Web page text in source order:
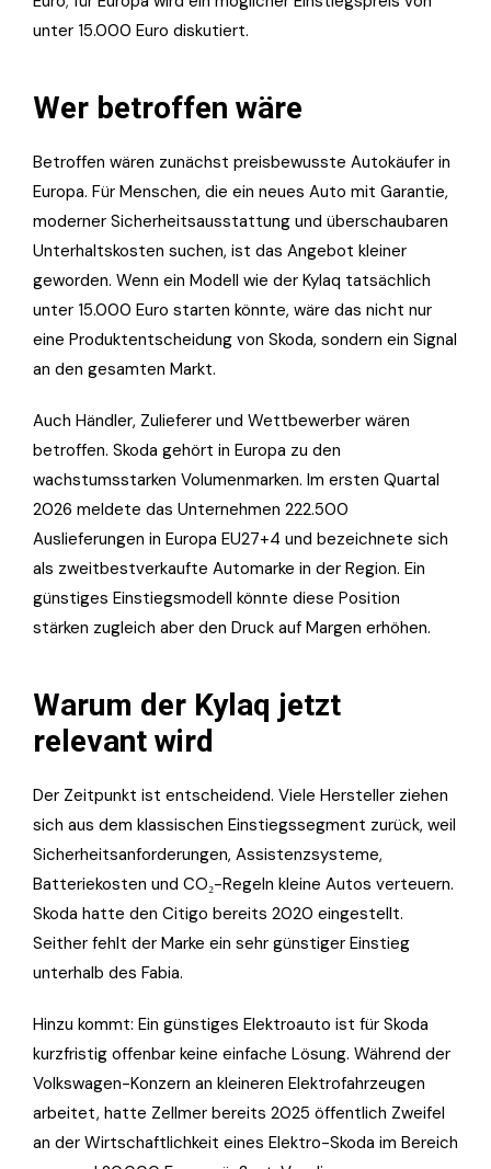
unter 15.000 Euro diskutiert.
Wer betroffen wäre
Betroffen wären zunächst preisbewusste Autokäufer in
Europa. Für Menschen, die ein neues Auto mit Garantie,
moderner Sicherheitsausstattung und überschaubaren
Unterhaltskosten suchen, ist das Angebot kleiner
geworden. Wenn ein Modell wie der Kylaq tatsächlich
unter 15.000 Euro starten könnte, wäre das nicht nur
eine Produktentscheidung von Skoda, sondern ein Signal
an den gesamten Markt.
Auch Händler, Zulieferer und Wettbewerber wären
betroffen. Skoda gehört in Europa zu den
wachstumsstarken Volumenmarken. Im ersten Quartal
2026 meldete das Unternehmen 222.500
Auslieferungen in Europa EU27+4 und bezeichnete sich
als zweitbestverkaufte Automarke in der Region. Ein
günstiges Einstiegsmodell könnte diese Position
stärken zugleich aber den Druck auf Margen erhöhen.
Warum der Kylaq jetzt
relevant wird
Der Zeitpunkt ist entscheidend. Viele Hersteller ziehen
sich aus dem klassischen Einstiegssegment zurück, weil
Sicherheitsanforderungen, Assistenzsysteme,
Batteriekosten und CO₂-Regeln kleine Autos verteuern.
Skoda hatte den Citigo bereits 2020 eingestellt.
Seither fehlt der Marke ein sehr günstiger Einstieg
unterhalb des Fabia.
Hinzu kommt: Ein günstiges Elektroauto ist für Skoda
kurzfristig offenbar keine einfache Lösung. Während der
Volkswagen-Konzern an kleineren Elektrofahrzeugen
arbeitet, hatte Zellmer bereits 2025 öffentlich Zweifel
an der Wirtschaftlichkeit eines Elektro-Skoda im Bereich